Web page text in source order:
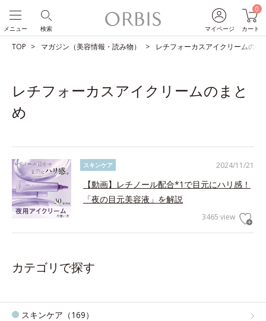
マイページ
0
カート
検索
メニュー
TOP マガジン（美容情報・読み物） レチフォーカスアイクリームのま
レチフォーカスアイクリームのまと
め
2024/11/21
スキンケア
【動画】レチノール配合*1で目元にハリ感！
「夜の目元美容液」を解説
3465 view
カテゴリで探す
スキンケア（169）